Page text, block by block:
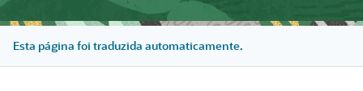
Esta página foi traduzida automaticamente.